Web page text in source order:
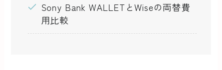
Sony Bank WALLETとWiseの両替費
用比較